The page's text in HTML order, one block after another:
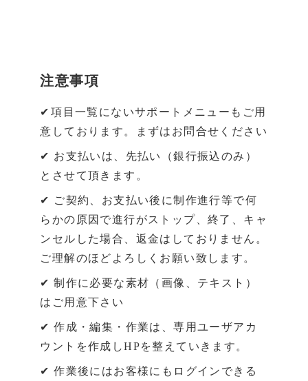
注意事項
✔項目一覧にないサポートメニューもご用
意しております。まずはお問合せください
✔ お支払いは、先払い（銀行振込のみ）
とさせて頂きます。
✔ ご契約、お支払い後に制作進行等で何
らかの原因で進行がストップ、終了、キャ
ンセルした場合、返金はしておりません。
ご理解のほどよろしくお願い致します。
✔ 制作に必要な素材（画像、テキスト）
はご用意下さい
✔ 作成・編集・作業は、専用ユーザアカ
ウントを作成しHPを整えていきます。
✔ 作業後にはお客様にもログインできる